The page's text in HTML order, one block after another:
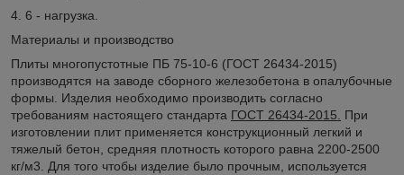
4. 6 - нагрузка.
Материалы и производство
Плиты многопустотные ПБ 75-10-6 (ГОСТ 26434-2015)
производятся на заводе сборного железобетона в опалубочные
формы. Изделия необходимо производить согласно
требованиям настоящего стандарта ГОСТ 26434-2015. При
изготовлении плит применяется конструкционный легкий и
тяжелый бетон, средняя плотность которого равна 2200-2500
кг/м3. Для того чтобы изделие было прочным, используется